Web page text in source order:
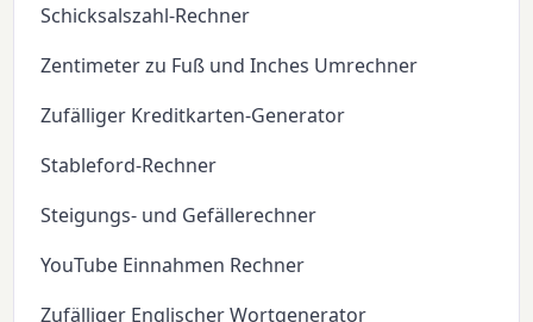
Schicksalszahl-Rechner
Zentimeter zu Fuß und Inches Umrechner
Zufälliger Kreditkarten-Generator
Stableford-Rechner
Steigungs- und Gefällerechner
YouTube Einnahmen Rechner
Zufälliger Englischer Wortgenerator